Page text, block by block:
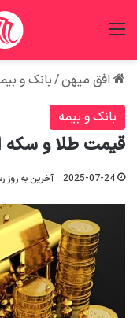
افق میهن/بانک و
بانک و بیمه
قیمت طلا و سکه امروز؛ ۲
2025-07-24 آخرین به روز رسانی: